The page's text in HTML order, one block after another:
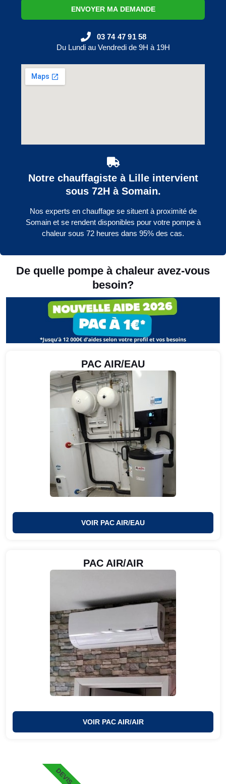
De quelle pompe à chaleur avez-vous
besoin?
PAC AIR/EAU
VOIR PAC AIR/EAU
PAC AIR/AIR
VOIR PAC AIR/AIR
ENVOYER MA DEMANDE
03 74 47 91 58
Du Lundi au Vendredi de 9H à 19H
Notre chauffagiste à Lille intervient
sous 72H à Somain.
Nos experts en chauffage se situent à proximité de
Somain et se rendent disponibles pour votre pompe à
chaleur sous 72 heures dans 95% des cas.